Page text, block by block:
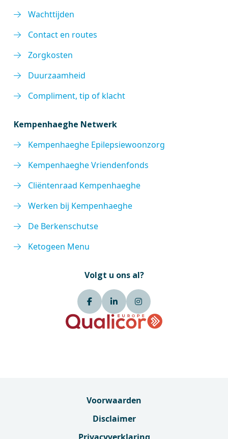
Wachttijden
Contact en routes
Zorgkosten
Duurzaamheid
Compliment, tip of klacht
Kempenhaeghe Netwerk
Kempenhaeghe Epilepsiewoonzorg
Kempenhaeghe Vriendenfonds
Cliëntenraad Kempenhaeghe
Werken bij Kempenhaeghe
De Berkenschutse
Ketogeen Menu
Volgt u ons al?
Voorwaarden
Disclaimer